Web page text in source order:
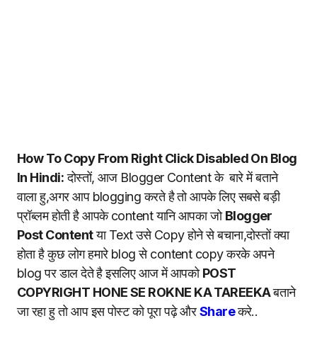
How To Copy From Right Click Disabled On Blog
In Hindi:दोस्तों, आज Blogger Content के बारे में बताने
वाला हु,अगर आप blogging करते है तो आपके लिए सबसे बड़ी
प्रॉब्लम होती है आपके content यानि आपका जोBlogger
Post Contentया Text उसे Copy होने से बचाना,दोस्तों क्या
होता है कुछ लोग हमारे blog से content copy करके अपने
blog पर डाल देते है इसलिए आज में आपकोPOST
COPYRIGHT HONE SE ROKNE KA TAREEKAबताने
जा रहा हु तो आप इस पोस्ट को पूरा पढ़े औरShareकरे..